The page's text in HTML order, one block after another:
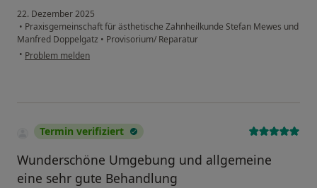
22. Dezember 2025
• Praxisgemeinschaft für ästhetische Zahnheilkunde Stefan Mewes und
Manfred Doppelgatz • Provisorium/ Reparatur
• Problem melden
Termin verifiziert
Wunderschöne Umgebung und allgemeine
eine sehr gute Behandlung